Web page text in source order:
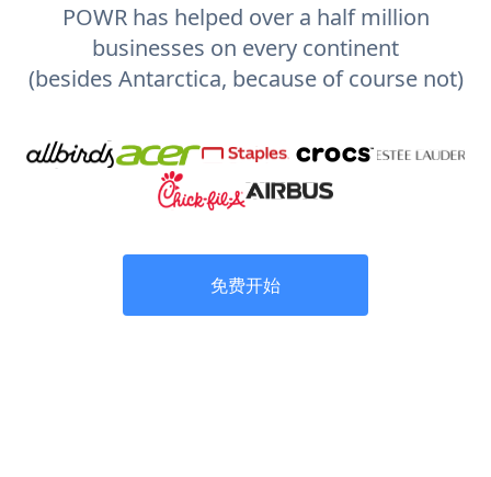
POWR has helped over a half million
businesses on every continent
(besides Antarctica, because of course not)
免费开始